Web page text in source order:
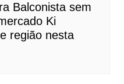
Balconista sem
Ki
região nesta